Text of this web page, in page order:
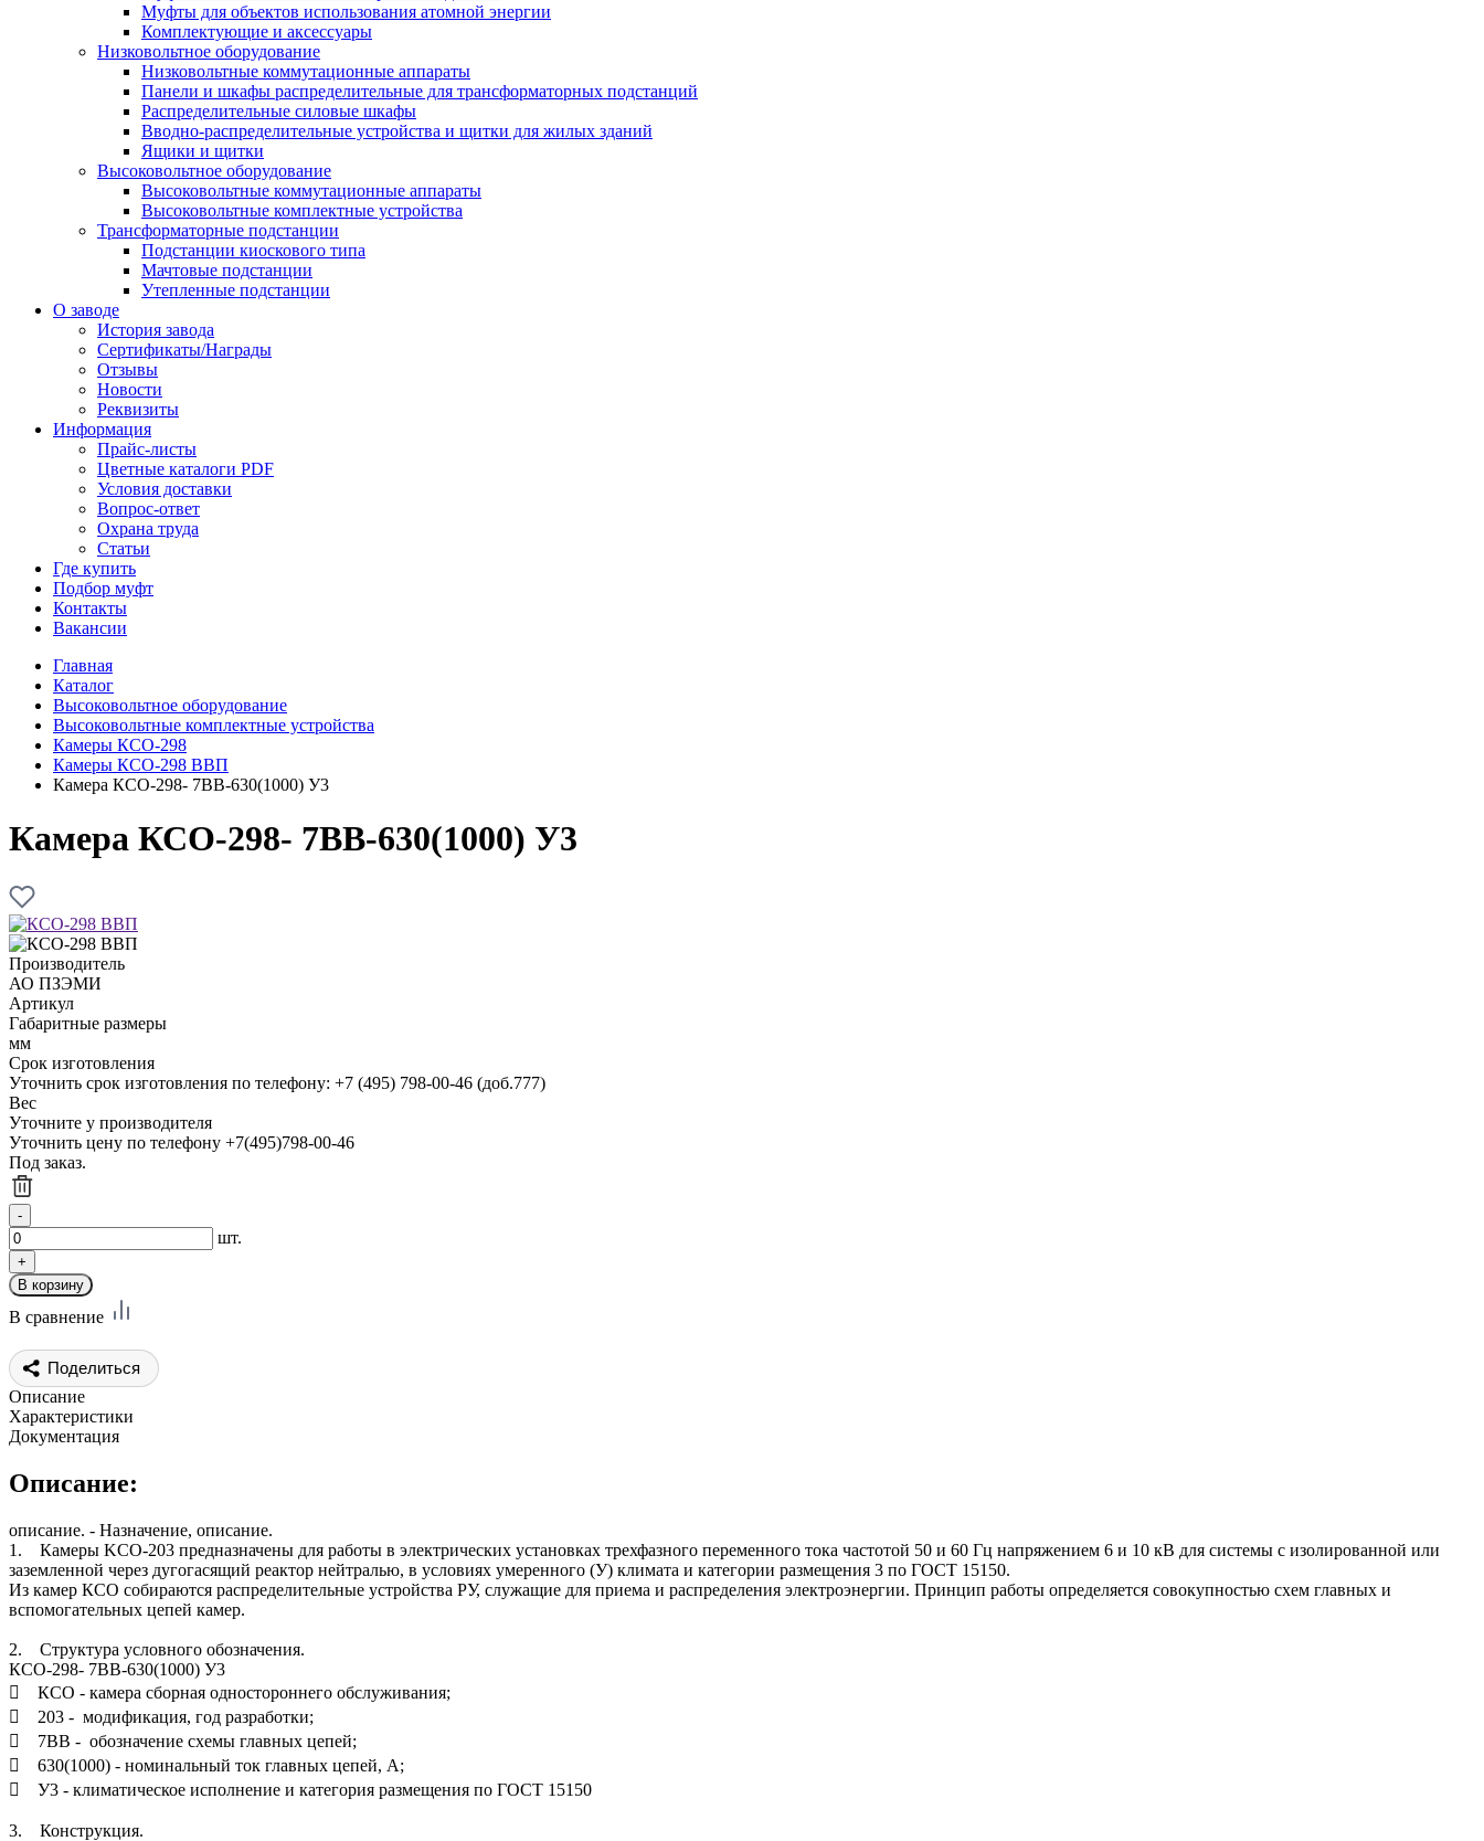
Муфты для объектов использования атомной энергии
Комплектующие и аксессуары
Низковольтное оборудование
Низковольтные коммутационные аппараты
Панели и шкафы распределительные для трансформаторных подстанций
Распределительные силовые шкафы
Вводно-распределительные устройства и щитки для жилых зданий
Ящики и щитки
Высоковольтное оборудование
Высоковольтные коммутационные аппараты
Высоковольтные комплектные устройства
Трансформаторные подстанции
Подстанции киоскового типа
Мачтовые подстанции
Утепленные подстанции
О заводе
История завода
Сертификаты/Награды
Отзывы
Новости
Реквизиты
Информация
Прайс-листы
Цветные каталоги PDF
Условия доставки
Вопрос-ответ
Охрана труда
Статьи
Где купить
Подбор муфт
Контакты
Вакансии
Главная
Каталог
Высоковольтное оборудование
Высоковольтные комплектные устройства
Камеры КСО-298
Камеры КСО-298 ВВП
Камера КСО-298- 7ВВ-630(1000) У3
Камера КСО-298- 7ВВ-630(1000) У3
Производитель
АО ПЗЭМИ
Артикул
Габаритные размеры
мм
Срок изготовления
Уточнить срок изготовления по телефону: +7 (495) 798-00-46 (доб.777)
Вес
Уточните у производителя
Уточнить цену по телефону +7(495)798-00-46
Под заказ.
шт.
В сравнение
Поделиться
Описание
Характеристики
Документация
Описание:
описание. - Назначение, описание.
1. Камеры KCО-203 предназначены для работы в электрических установках трехфазного переменного тока частотой 50 и 60 Гц напряжением 6 и 10 кВ для системы с изолированной или
заземленной через дугогасящий реактор нейтралью, в условиях умеренного (У) климата и категории размещения 3 по ГОСТ 15150.
Из камер КСО собираются распределительные устройства РУ, служащие для приема и распределения электроэнергии. Принцип работы определяется совокупностью схем главных и
вспомогательных цепей камер.
2. Структура условного обозначения.
КСО-298- 7ВВ-630(1000) У3
 КСО - камера сборная одностороннего обслуживания;
 203 - модификация, год разработки;
 7ВВ - обозначение схемы главных цепей;
 630(1000) - номинальный ток главных цепей, А;
 У3 - климатическое исполнение и категория размещения по ГОСТ 15150
3. Конструкция.